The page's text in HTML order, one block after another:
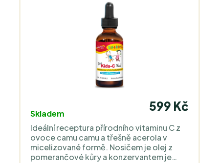
Skladem
599 Kč
Ideální receptura přírodního vitaminu C z
ovoce camu camu a třešně acerola v
micelizované formě. Nosičem je olej z
pomerančové kůry a konzervantem je